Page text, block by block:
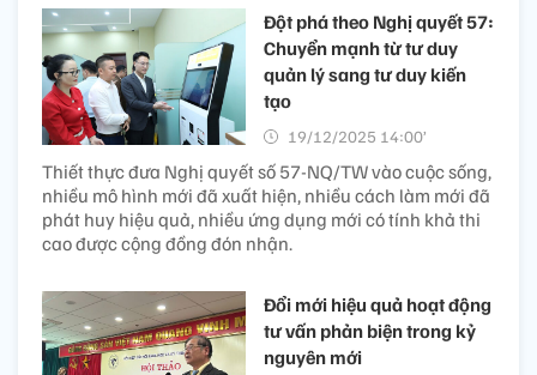
Đột phá theo Nghị quyết 57:
Chuyển mạnh từ tư duy
quản lý sang tư duy kiến
tạo
19/12/2025 14:00’
Thiết thực đưa Nghị quyết số 57-NQ/TW vào cuộc sống,
nhiều mô hình mới đã xuất hiện, nhiều cách làm mới đã
phát huy hiệu quả, nhiều ứng dụng mới có tính khả thi
cao được cộng đồng đón nhận.
Đổi mới hiệu quả hoạt động
tư vấn phản biện trong kỷ
nguyên mới